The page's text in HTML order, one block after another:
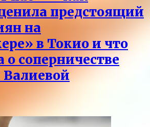
предстоящий
на
в Токио и что
о соперничестве
Валиевой